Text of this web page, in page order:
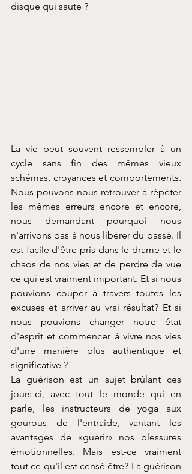
disque qui saute ?
La vie peut souvent ressembler à un
cycle sans fin des mêmes vieux
schémas, croyances et comportements.
Nous pouvons nous retrouver à répéter
les mêmes erreurs encore et encore,
nous demandant pourquoi nous
n'arrivons pas à nous libérer du passé. Il
est facile d'être pris dans le drame et le
chaos de nos vies et de perdre de vue
ce qui est vraiment important. Et si nous
pouvions couper à travers toutes les
excuses et arriver au vrai résultat? Et si
nous pouvions changer notre état
d'esprit et commencer à vivre nos vies
d'une manière plus authentique et
significative ?
La guérison est un sujet brûlant ces
jours-ci, avec tout le monde qui en
parle, les instructeurs de yoga aux
gourous de l'entraide, vantant les
avantages de «guérir» nos blessures
émotionnelles. Mais est-ce vraiment
tout ce qu'il est censé être? La guérison